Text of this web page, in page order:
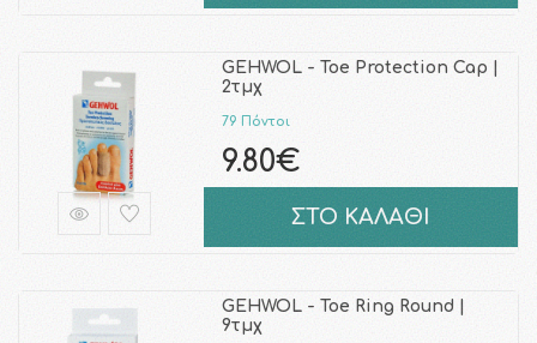
GEHWOL - Toe Protection Cap |
2τμχ
79 Πόντοι
9.80€
ΣΤΟ ΚΑΛΑΘΙ
GEHWOL - Toe Ring Round |
9τμχ